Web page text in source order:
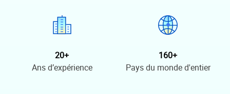
20+
Ans d’expérience
160+
Pays du monde d'entier